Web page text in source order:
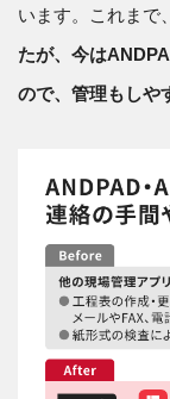
います。これまで、
たが、今は
ので、管理もしや